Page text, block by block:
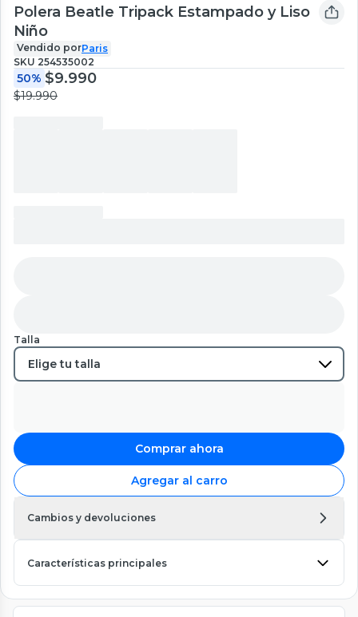
Polera Beatle Tripack Estampado y Liso
Niño
Vendido porParis
SKU 254535002
50% $9.990
$19.990
Talla
Comprar ahora
Agregar al carro
Cambios y devoluciones
Características principales